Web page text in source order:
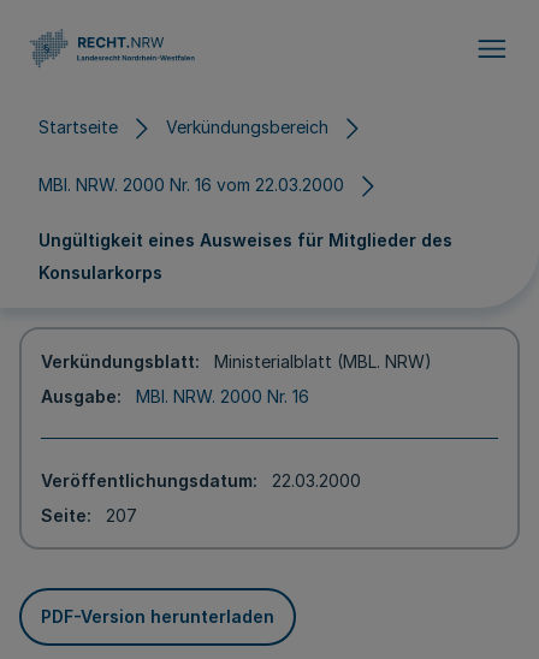
Startseite Verkündungsbereich
MBl. NRW. 2000 Nr. 16 vom 22.03.2000
Ungültigkeit eines Ausweises für Mitglieder des
Konsularkorps
Verkündungsblatt
Ministerialblatt (MBL. NRW)
Ausgabe
MBl. NRW. 2000 Nr. 16
Veröffentlichungsdatum
22.03.2000
Seite
207
PDF-Version herunterladen